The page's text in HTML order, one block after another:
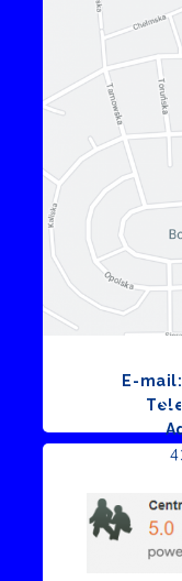
E-mail: